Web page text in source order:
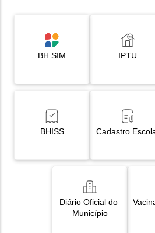
BH SIM IPTU
BHISS Cadastro
Diário Oficial do
Município